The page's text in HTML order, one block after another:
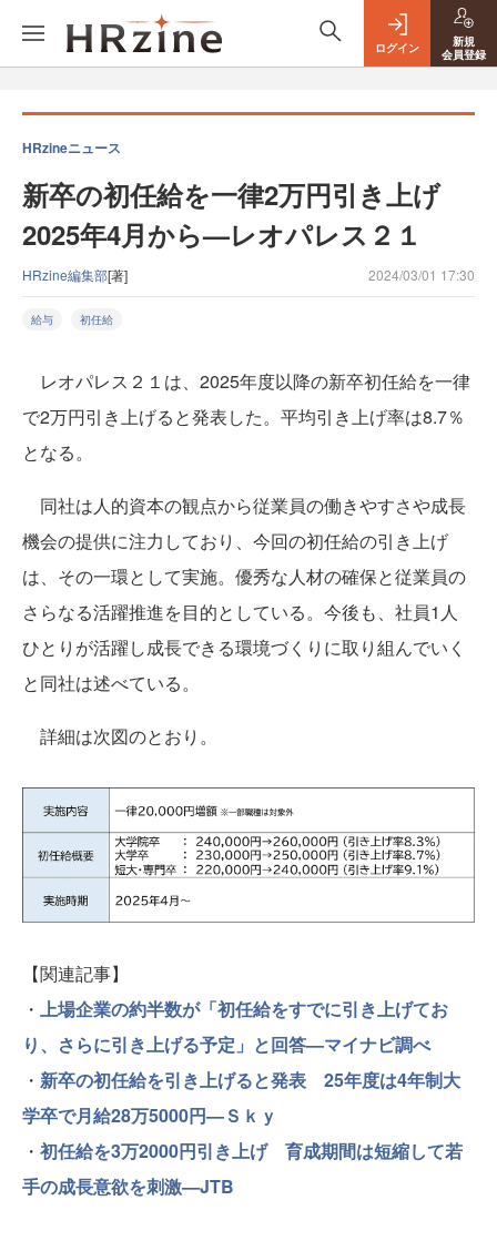
ログイン
新規
会員登録
HRzineニュース
新卒の初任給を一律2万円引き上げ
2025年4月から—レオパレス２１
HRzine編集部[著] 2024/03/01 17:30
給与 初任給
レオパレス２１は、2025年度以降の新卒初任給を一律
で2万円引き上げると発表した。平均引き上げ率は8.7％
となる。
同社は人的資本の観点から従業員の働きやすさや成長
機会の提供に注力しており、今回の初任給の引き上げ
は、その一環として実施。優秀な人材の確保と従業員の
さらなる活躍推進を目的としている。今後も、社員1人
ひとりが活躍し成長できる環境づくりに取り組んでいく
と同社は述べている。
詳細は次図のとおり。
【関連記事】
・ 上場企業の約半数が「初任給をすでに引き上げてお
り、さらに引き上げる予定」と回答—マイナビ調べ
・ 新卒の初任給を引き上げると発表 25年度は4年制大
学卒で月給28万5000円—Ｓｋｙ
・ 初任給を3万2000円引き上げ 育成期間は短縮して若
手の成長意欲を刺激—JTB